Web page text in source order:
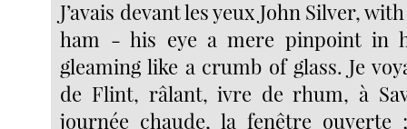
J’avais devant les yeux John Silver,
ham - his eye a mere pinpoint in
gleaming like a crumb of glass. Je
de Flint, râlant, ivre de rhum, à
journée chaude, la fenêtre